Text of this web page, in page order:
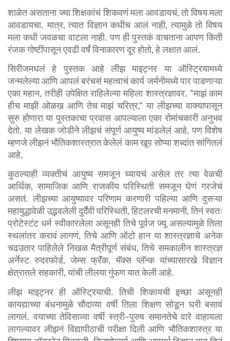
शाळेत असताना ज्या शिक्षकांचं शिकवणं मला आवडायचं, तो विषय मला
आवडायचा. मात्र, त्यात विज्ञान कधीच आलं नाही, त्यामुळे तो विषय
मला कधी जवळचा वाटला नाही. पण ही पुस्तकं वाचताना आपण किती
रंजक गोष्टींपासून एवढी वर्षं विनाकारण दूर होतो, हे लक्षात आलं.
सिरीजमधलं हे पुस्तक आहे लीझ माइट्नर या ऑस्ट्रियामध्ये
जन्मलेल्या आणि आपलं बरंचसं महत्वाचं कार्य जर्मनीमध्ये पार पाडणाऱ्या
एका महान, तरीही उपेक्षित राहिलेल्या महिला शास्त्रज्ञावर. "माझं काम
हीच माझी ओळख आणि तेच माझं चरित्र," या लीझच्या वाक्यापासून
सुरु होणारा या पुस्तकाचा प्रवास आपल्याला एका रोमांचकारी अनुभव
देतो. या लेखक जोडीने लीझचं संपूर्ण आयुष्य मांडलेलं आहे, पण विशेष
म्हणजे लीझनं भौतिकशास्त्रात केलेलं काम खूप सोप्या शब्दांत सांगितलं
आहे.
कुठल्याही व्यक्तीचं आयुष्य समजून घ्यायचं असेल तर त्या वेळची
आर्थिक, सामाजिक आणि राजकीय परिस्थिती समजून घेणं गरजेचं
असतं. लीझच्या आयुष्यावर परिणाम करणारी पहिल्या आणि दुसऱ्या
महायुद्धावेळी उद्भवलेली दुर्दैवी परिस्थिती, हिटलरची मनमानी, तिनं स्वतः
प्रोटेस्टंट धर्म स्वीकारलेला असूनही तिचे पूर्वज ज्यू असल्यामुळे तिला
स्थलांतर करावं लागणं, तिचे आणि ऑटो हान या शास्त्रज्ञाचे अनेक
चढउतार पाहिलेले निखळ मैत्रीपूर्ण संबंध, तिचे समकालीन शास्त्रज्ञ
अर्नेस्ट रुदरफोर्ड, जेम्स फ्रॅंक, मॅक्स प्लॅन्क यांच्यासारखे विज्ञान
क्षेत्रातले सहकारी, यांची लीलया गुंफण यात केली आहे.
लीझ माइट्नर ही ऑस्ट्रियाची. तिची शिकायची इच्छा असूनही
कायद्याच्या बंधनामुळे चौदाव्या वर्षी तिला शिक्षण सोडून घरी बसावं
लागलं. वयाच्या तेविसाव्या वर्षी स्त्री-पुरुष समानतेचे वारे वाहायला
लागल्यावर लीझनं विद्यापीठाची परीक्षा दिली आणि भौतिकशास्त्र या